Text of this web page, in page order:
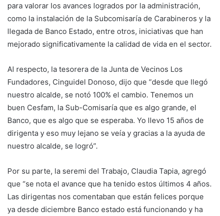
para valorar los avances logrados por la administración,
como la instalación de la Subcomisaría de Carabineros y la
llegada de Banco Estado, entre otros, iniciativas que han
mejorado significativamente la calidad de vida en el sector.
Al respecto, la tesorera de la Junta de Vecinos Los
Fundadores, Cinguidel Donoso, dijo que “desde que llegó
nuestro alcalde, se notó 100% el cambio. Tenemos un
buen Cesfam, la Sub-Comisaría que es algo grande, el
Banco, que es algo que se esperaba. Yo llevo 15 años de
dirigenta y eso muy lejano se veía y gracias a la ayuda de
nuestro alcalde, se logró”.
Por su parte, la seremi del Trabajo, Claudia Tapia, agregó
que “se nota el avance que ha tenido estos últimos 4 años.
Las dirigentas nos comentaban que están felices porque
ya desde diciembre Banco estado está funcionando y ha